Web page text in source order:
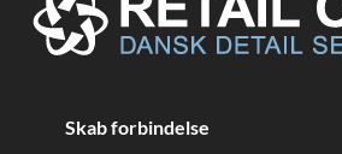
Skab forbindelse